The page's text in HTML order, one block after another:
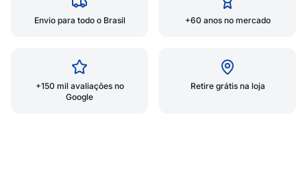
Envio para todo o Brasil +60 anos no mercado
+150 mil avaliações no
Google
Retire grátis na loja